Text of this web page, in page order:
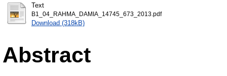
Text
B1_04_RAHMA_DAMIA_14745_673_2013.pdf
Download (318kB)
Abstract